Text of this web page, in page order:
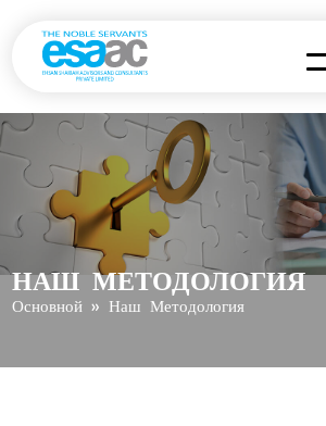
НАШ МЕТОДОЛОГИЯ
Основной » Наш Методология